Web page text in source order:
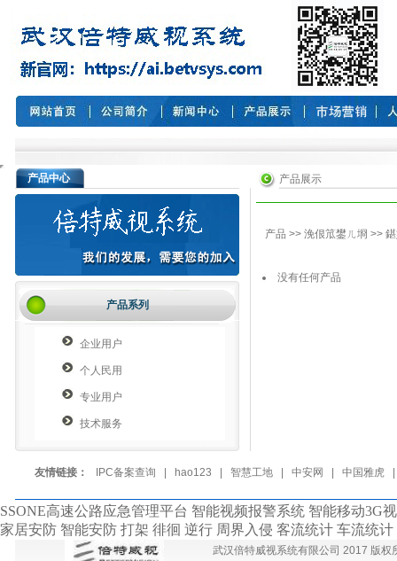
产品中心
产品系列
企业用户
个人民用
专业用户
技术服务
产品展示
产品 >> 浼佷笟鐢ㄦ埛 >>
没有任何产品
友情链接： IPC备案查询 hao123 智慧工地 中安网 中国雅虎
SSONE高速公路应急管理平台 智能视频报警系统 智能移动
家居安防 智能安防 打架 徘徊 逆行 周界入侵 客流统计 车流统
武汉倍特威视系统有限公司 2017 版